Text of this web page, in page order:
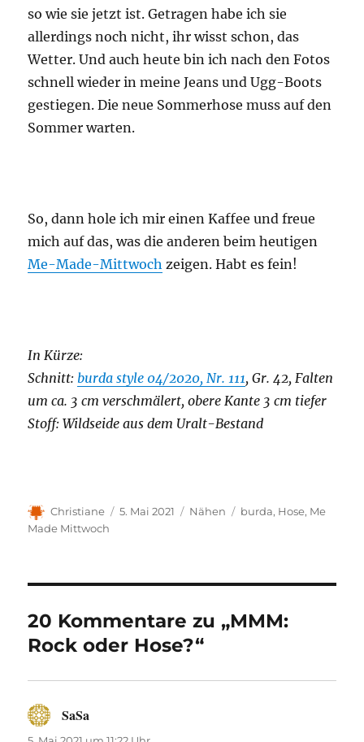
so wie sie jetzt ist. Getragen habe ich sie
allerdings noch nicht, ihr wisst schon, das
Wetter. Und auch heute bin ich nach den Fotos
schnell wieder in meine Jeans und Ugg-Boots
gestiegen. Die neue Sommerhose muss auf den
Sommer warten.
So, dann hole ich mir einen Kaffee und freue
mich auf das, was die anderen beim heutigen
Me-Made-Mittwoch zeigen. Habt es fein!
In Kürze:
Schnitt:burda style 04/2020, Nr. 111, Gr. 42, Falten
um ca. 3 cm verschmälert, obere Kante 3 cm tiefer
Stoff: Wildseide aus dem Uralt-Bestand
Autor
Christiane
Veröffentlicht
5. Mai 2021 Kategorien
Nähen Schlagwörter
burda, Hose, Me
Made Mittwoch
20 Kommentare zu „MMM:
Rock oder Hose?“
SaSa